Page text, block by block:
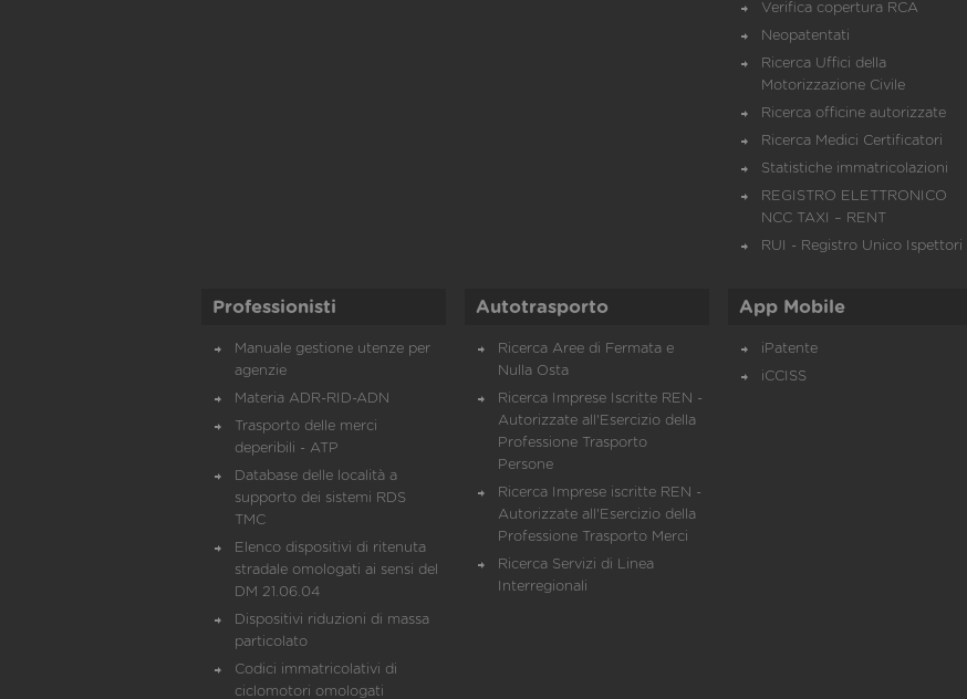
Verifica copertura RCA
Neopatentati
Ricerca Uffici della
Motorizzazione Civile
Ricerca officine autorizzate
Ricerca Medici Certificatori
Statistiche immatricolazioni
REGISTRO ELETTRONICO
NCC TAXI – RENT
RUI - Registro Unico Ispettori
Professionisti
Manuale gestione utenze per
agenzie
Materia ADR-RID-ADN
Trasporto delle merci
deperibili - ATP
Database delle località a
supporto dei sistemi RDS
TMC
Elenco dispositivi di ritenuta
stradale omologati ai sensi del
DM 21.06.04
Dispositivi riduzioni di massa
particolato
Codici immatricolativi di
ciclomotori omologati
Autotrasporto
Ricerca Aree di Fermata e
Nulla Osta
Ricerca Imprese Iscritte REN -
Autorizzate all'Esercizio della
Professione Trasporto
Persone
Ricerca Imprese iscritte REN -
Autorizzate all'Esercizio della
Professione Trasporto Merci
Ricerca Servizi di Linea
Interregionali
App Mobile
iPatente
iCCISS